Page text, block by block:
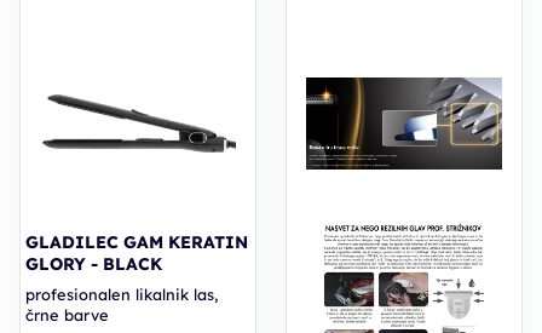
GLADILEC GAM KERATIN
GLORY - BLACK
profesionalen likalnik las,
črne barve